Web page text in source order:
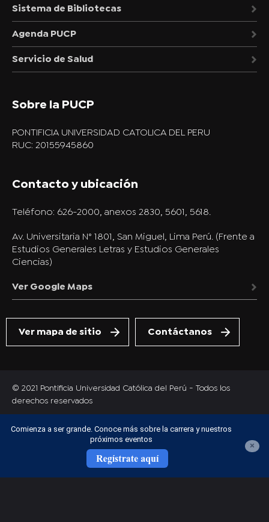
Sistema de Bibliotecas
Agenda PUCP
Servicio de Salud
Sobre la PUCP
PONTIFICIA UNIVERSIDAD CATOLICA DEL PERU
RUC: 20155945860
Contacto y ubicación
Teléfono: 626-2000, anexos 2830, 5601, 5618.
Av. Universitaria N° 1801, San Miguel, Lima Perú. (Frente a
Estudios Generales Letras y Estudios Generales
Ciencias)
Ver Google Maps
Ver mapa de sitio Contáctanos
© 2021 Pontificia Universidad Católica del Perú - Todos los
derechos reservados
Comienza a ser grande. Conoce más sobre la carrera y nuestros
próximos eventos
×